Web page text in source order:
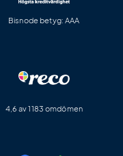
Bisnode betyg: AAA
4,6 av 1183 omdömen